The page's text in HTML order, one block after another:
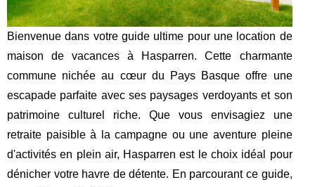
Bienvenue dans votre guide ultime pour une location de
maison de vacances à Hasparren. Cette charmante
commune nichée au cœur du Pays Basque offre une
escapade parfaite avec ses paysages verdoyants et son
patrimoine culturel riche. Que vous envisagiez une
retraite paisible à la campagne ou une aventure pleine
d'activités en plein air, Hasparren est le choix idéal pour
dénicher votre havre de détente. En parcourant ce guide,